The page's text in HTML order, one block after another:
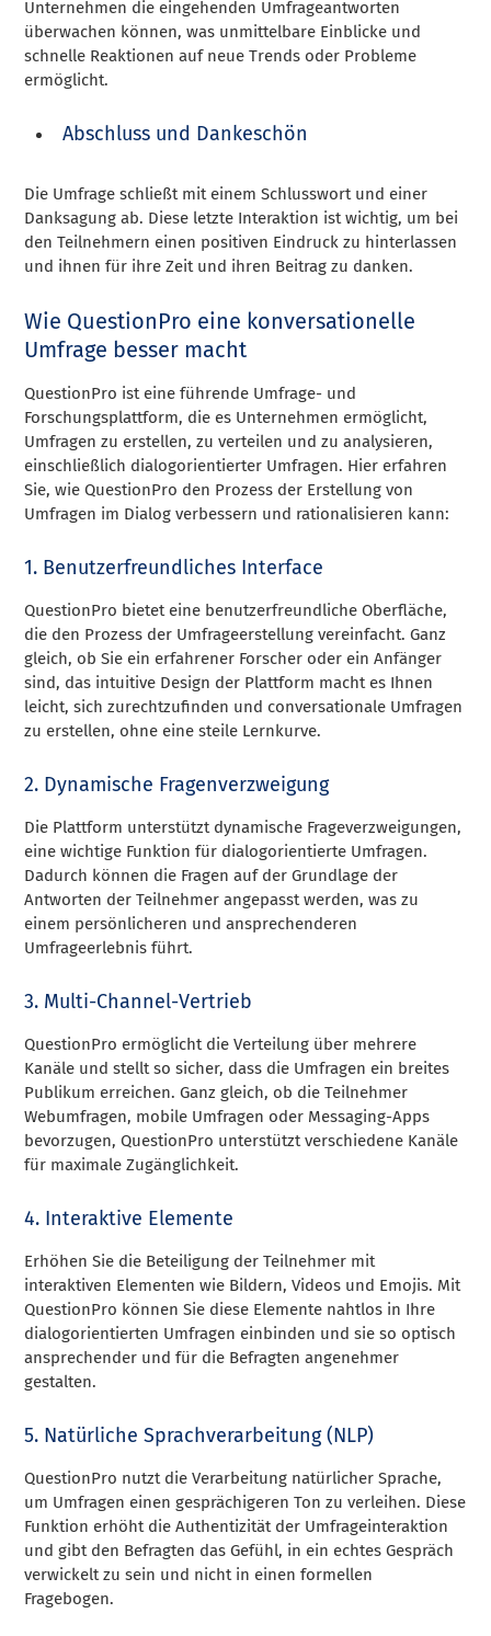
Unternehmen die eingehenden Umfrageantworten
überwachen können, was unmittelbare Einblicke und
schnelle Reaktionen auf neue Trends oder Probleme
ermöglicht.
Abschluss und Dankeschön
Die Umfrage schließt mit einem Schlusswort und einer
Danksagung ab. Diese letzte Interaktion ist wichtig, um bei
den Teilnehmern einen positiven Eindruck zu hinterlassen
und ihnen für ihre Zeit und ihren Beitrag zu danken.
Wie QuestionPro eine konversationelle
Umfrage besser macht
QuestionPro ist eine führende Umfrage- und
Forschungsplattform, die es Unternehmen ermöglicht,
Umfragen zu erstellen, zu verteilen und zu analysieren,
einschließlich dialogorientierter Umfragen. Hier erfahren
Sie, wie QuestionPro den Prozess der Erstellung von
Umfragen im Dialog verbessern und rationalisieren kann:
1. Benutzerfreundliches Interface
QuestionPro bietet eine benutzerfreundliche Oberfläche,
die den Prozess der Umfrageerstellung vereinfacht. Ganz
gleich, ob Sie ein erfahrener Forscher oder ein Anfänger
sind, das intuitive Design der Plattform macht es Ihnen
leicht, sich zurechtzufinden und conversationale Umfragen
zu erstellen, ohne eine steile Lernkurve.
2. Dynamische Fragenverzweigung
Die Plattform unterstützt dynamische Frageverzweigungen,
eine wichtige Funktion für dialogorientierte Umfragen.
Dadurch können die Fragen auf der Grundlage der
Antworten der Teilnehmer angepasst werden, was zu
einem persönlicheren und ansprechenderen
Umfrageerlebnis führt.
3. Multi-Channel-Vertrieb
QuestionPro ermöglicht die Verteilung über mehrere
Kanäle und stellt so sicher, dass die Umfragen ein breites
Publikum erreichen. Ganz gleich, ob die Teilnehmer
Webumfragen, mobile Umfragen oder Messaging-Apps
bevorzugen, QuestionPro unterstützt verschiedene Kanäle
für maximale Zugänglichkeit.
4. Interaktive Elemente
Erhöhen Sie die Beteiligung der Teilnehmer mit
interaktiven Elementen wie Bildern, Videos und Emojis. Mit
QuestionPro können Sie diese Elemente nahtlos in Ihre
dialogorientierten Umfragen einbinden und sie so optisch
ansprechender und für die Befragten angenehmer
gestalten.
5. Natürliche Sprachverarbeitung (NLP)
QuestionPro nutzt die Verarbeitung natürlicher Sprache,
um Umfragen einen gesprächigeren Ton zu verleihen. Diese
Funktion erhöht die Authentizität der Umfrageinteraktion
und gibt den Befragten das Gefühl, in ein echtes Gespräch
verwickelt zu sein und nicht in einen formellen
Fragebogen.